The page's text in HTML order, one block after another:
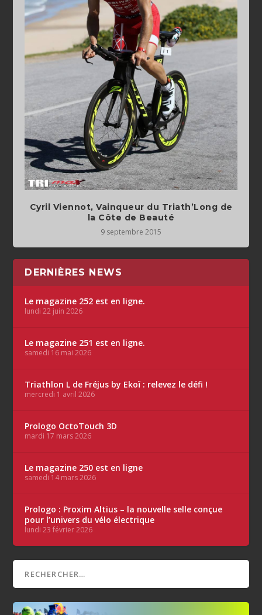
Cyril Viennot, Vainqueur du Triath’Long de
la Côte de Beauté
9 septembre 2015
DERNIÈRES NEWS
Le magazine 252 est en ligne.
lundi 22 juin 2026
Le magazine 251 est en ligne.
samedi 16 mai 2026
Triathlon L de Fréjus by Ekoï : relevez le défi !
mercredi 1 avril 2026
Prologo OctoTouch 3D
mardi 17 mars 2026
Le magazine 250 est en ligne
samedi 14 mars 2026
Prologo : Proxim Altius – la nouvelle selle conçue
pour l’univers du vélo électrique
lundi 23 février 2026